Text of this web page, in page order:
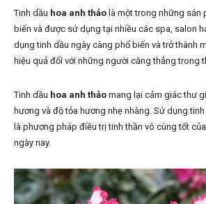
Tinh dầu hoa anh thảo là một trong những sản
biến và được sử dụng tại nhiều các spa, salon
dụng tinh dầu ngày càng phổ biến và trở thành
hiệu quả đối với những người căng thẳng trong
Tinh dầu hoa anh thảo mang lại cảm giác thư
hương và độ tỏa hương nhẹ nhàng. Sử dụng
là phương pháp điều trị tinh thần vô cùng tốt
ngày nay.